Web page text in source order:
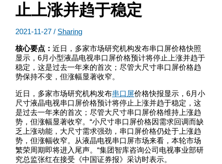
止上涨并趋于稳定
2021-11-27/ Sharing
核心要点：近日，多家市场研究机构发布串口屏价格快照
显示，6月小型液晶电视串口屏价格预计将停止上涨并趋于
稳定，这是过去一年来的首次；尽管大尺寸串口屏价格趋
势保持不变，但涨幅显著收窄。
近日，多家市场研究机构发布串口屏价格快报显示，6月小
尺寸液晶电视串口屏价格预计将停止上涨并趋于稳定，这
是过去一年来的首次；尽管大尺寸串口屏价格维持上涨趋
势，但涨幅显著收窄。“小尺寸串口屏价格因需求回调而缺
乏上涨动能，大尺寸需求强劲，串口屏价格仍处于上涨趋
势，但涨幅收窄。从液晶电视串口屏市场来看，本轮市场
繁荣周期即将进入尾声。“集团智库咨询公司电视事业部研
究总监张红在接受《中国证券报》采访时表示。